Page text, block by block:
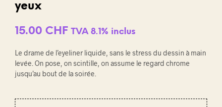
yeux
15.00 CHF TVA 8.1% inclus
Le drame de l’eyeliner liquide, sans le stress du dessin à main
levée. On pose, on scintille, on assume le regard chrome
jusqu’au bout de la soirée.